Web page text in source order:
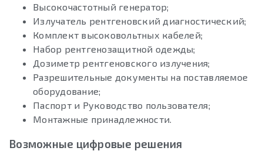
Высокочастотный генератор;
Излучатель рентгеновский диагностический;
Комплект высоковольтных кабелей;
Набор рентгенозащитной одежды;
Дозиметр рентгеновского излучения;
Разрешительные документы на поставляемое
оборудование;
Паспорт и Руководство пользователя;
Монтажные принадлежности.
Возможные цифровые решения